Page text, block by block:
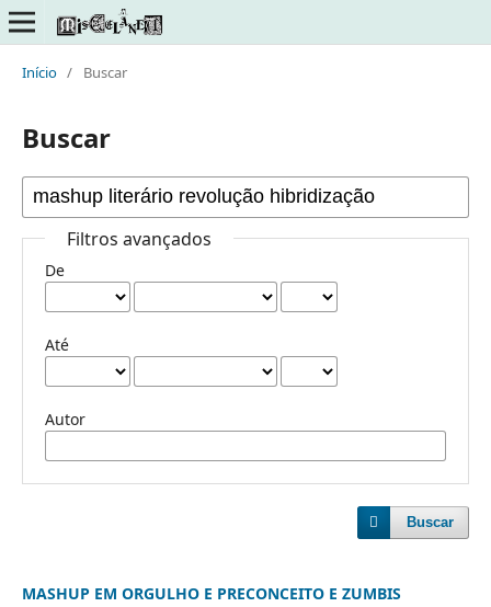
Início / Buscar
Buscar
Filtros avançados
De
Até
Autor
Buscar
MASHUP EM ORGULHO E PRECONCEITO E ZUMBIS